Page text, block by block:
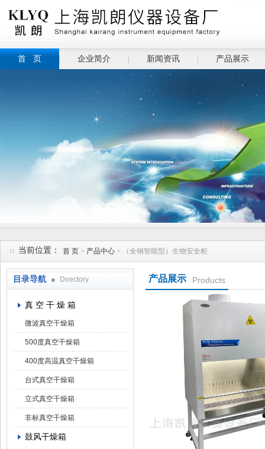
首 页 企业简介 新闻资讯 产品展示
当前位置： 首 页 > 产品中心 > （全钢智能型）生物安全柜
目录导航 Directory
真 空 干 燥 箱
微波真空干燥箱
500度真空干燥箱
400度高温真空干燥箱
台式真空干燥箱
立式真空干燥箱
非标真空干燥箱
鼓风干燥箱
产品展示 Products